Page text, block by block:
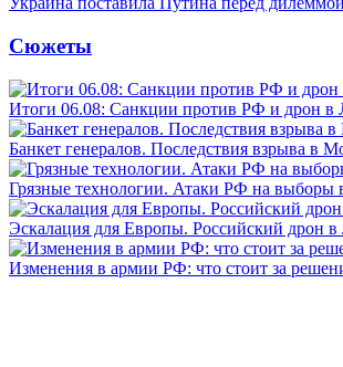
Сюжеты
Итоги 06.08: Санкции против РФ и дрон в
Банкет генералов. Последствия взрыва в
Грязные технологии. Атаки РФ на выборы
Эскалация для Европы. Российский дрон
Изменения в армии РФ: что стоит за